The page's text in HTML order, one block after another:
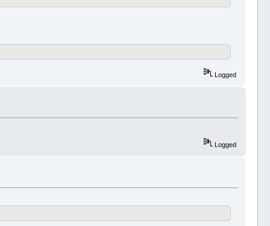
Logged
Logged